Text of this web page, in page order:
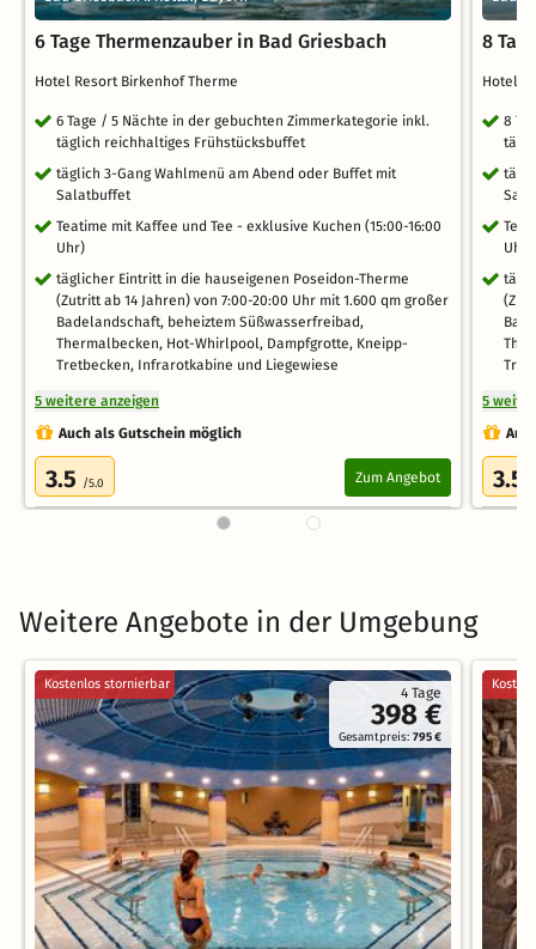
6 Tage Thermenzauber in Bad Griesbach
Hotel Resort Birkenhof Therme
6 Tage / 5 Nächte in der gebuchten Zimmerkategorie inkl.
täglich reichhaltiges Frühstücksbuffet
täglich 3-Gang Wahlmenü am Abend oder Buffet mit
Salatbuffet
Teatime mit Kaffee und Tee - exklusive Kuchen (15:00-16:00
Uhr)
täglicher Eintritt in die hauseigenen Poseidon-Therme
(Zutritt ab 14 Jahren) von 7:00-20:00 Uhr mit 1.600 qm großer
Badelandschaft, beheiztem Süßwasserfreibad,
Thermalbecken, Hot-Whirlpool, Dampfgrotte, Kneipp-
Tretbecken, Infrarotkabine und Liegewiese
5 weitere anzeigen
Auch als Gutschein möglich
3.5 /5.0 Zum Angebot
8
Hotel
8
Uhr)
5
3.5
Weitere Angebote in der Umgebung
4 Tage
398 €
Gesamtpreis:795 €
Kostenlos stornierbar